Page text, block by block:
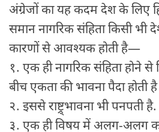
अंग्रेजों का यह कदम देश के लिए
समान नागरिक संहिता किसी भी
कारणों से आवश्यक होती है—
१. एक ही नागरिक संहिता होने से
बीच एकता की भावना पैदा होती है
२. इससे राष्ट्र्भावना भी पनपती है.
३. एक ही विषय में अलग-अलग